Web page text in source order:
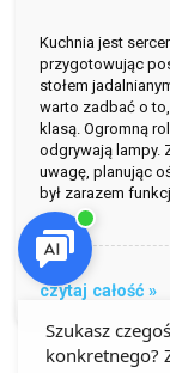
Kuchnia jest
przygotowując
stołem
warto zadbać o
klasą. Ogromną
odgrywają lampy.
uwagę, planując
był zarazem
czytaj całość »